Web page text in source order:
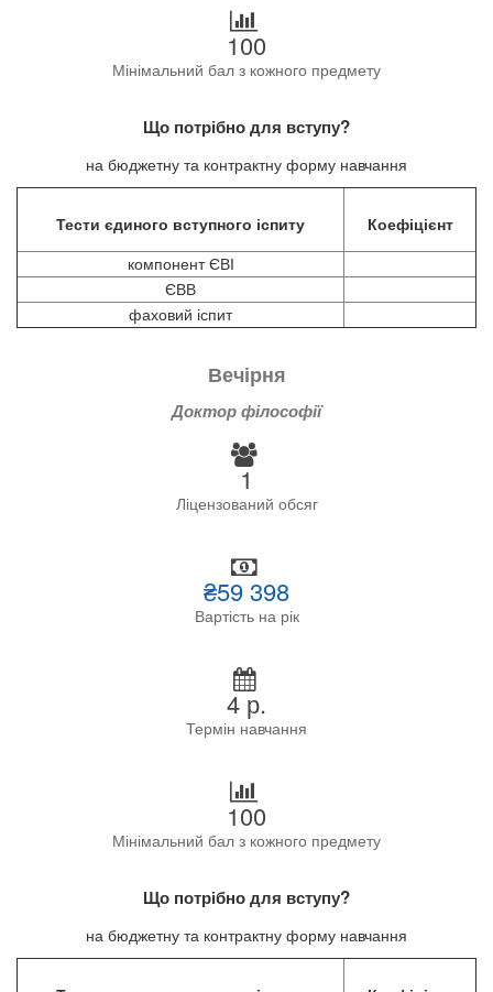
100
Мінімальний бал з кожного предмету
Що потрібно для вступу?
на бюджетну та контрактну форму навчання
Тести єдиного вступного іспиту Коефіцієнт
компонент ЄВІ
ЄВВ
фаховий іспит
Вечірня
Доктор філософії
1
Ліцензований обсяг
₴59 398
Вартість на рік
4 р.
Термін навчання
100
Мінімальний бал з кожного предмету
Що потрібно для вступу?
на бюджетну та контрактну форму навчання